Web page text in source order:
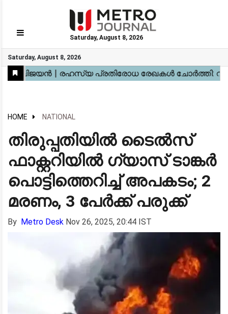
Saturday, August 8, 2026
Saturday, August 8, 2026
GO
Home
Kerala
National
Gulf
World
Sports
Movies
Health
Automobile
Travel
Education
Novel
Business
Technology
Webstory
HOME NATIONAL
തിരുപ്പതിയിൽ ടൈൽസ്
ഫാക്റ്ററിയിൽ ഗ്യാസ് ടാങ്കർ
പൊട്ടിത്തെറിച്ച് അപകടം; 2
മരണം, 3 പേർക്ക് പരുക്ക്
By Metro Desk Nov 26, 2025, 20:44 IST